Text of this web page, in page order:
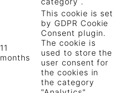
11
months
This cookie is set
by GDPR Cookie
Consent plugin.
The cookie is
used to store the
user consent for
the cookies in
the category